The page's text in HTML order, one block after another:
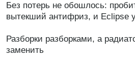
Без потерь не обошлось:
вытекший антифриз, и Eclipse
Разборки разборками, а
заменить